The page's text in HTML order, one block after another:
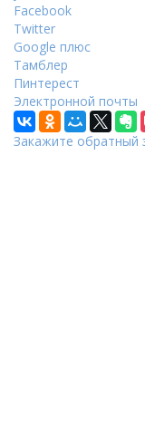
Facebook
Twitter
Google плюс
Тамблер
Пинтерест
Электронной почты
Закажите обратный